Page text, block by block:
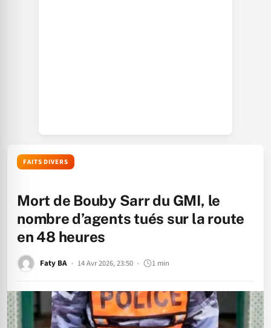
FAITS DIVERS
Mort de Bouby Sarr du GMI, le
nombre d’agents tués sur la route
en 48 heures
Faty BA 14 Avr 2026, 23:50 1 min